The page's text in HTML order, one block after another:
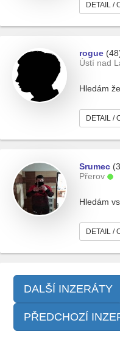
DETAIL /
rogue
Ústí nad
Hledám
DETAIL /
Srumec
Přerov
Hledám
DETAIL /
DALŠÍ INZERÁTY
PŘEDCHOZÍ